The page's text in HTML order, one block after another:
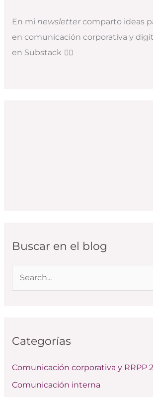
En mi newslettercomparto ideas
en comunicación corporativa y
en Substack 👇🏻
Buscar en el blog
a
p
o
Categorías
Comunicación corporativa y RRPP
Comunicación interna